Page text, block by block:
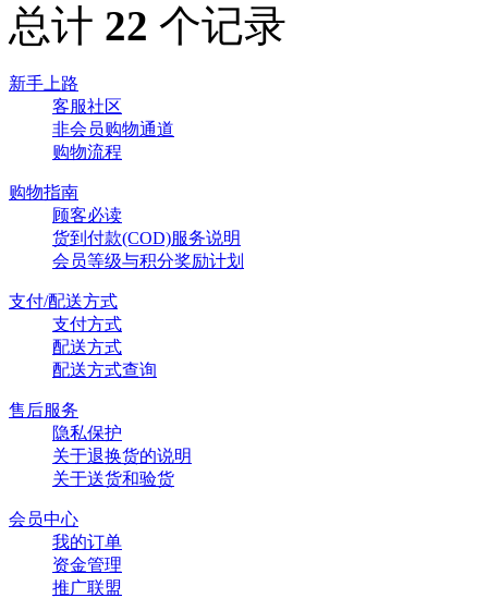
总计 22 个记录
新手上路
客服社区
非会员购物通道
购物流程
购物指南
顾客必读
货到付款(COD)服务说明
会员等级与积分奖励计划
支付/配送方式
支付方式
配送方式
配送方式查询
售后服务
隐私保护
关于退换货的说明
关于送货和验货
会员中心
我的订单
资金管理
推广联盟